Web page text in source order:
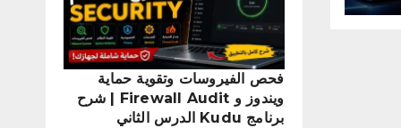
فحص الفيروسات وتقوية حماية
ويندوز و Firewall Audit | شرح
برنامج Kudu الدرس الثاني